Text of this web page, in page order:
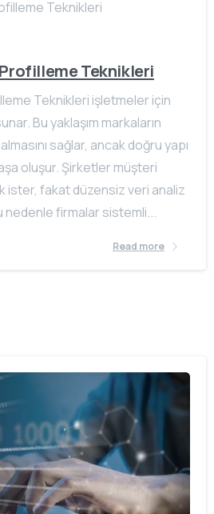
Teknikleri
Teknikleri işletmeler için
Bu yaklaşım markaların
sağlar, ancak doğru yapı
oluşur. Şirketler müşteri
ister, fakat düzensiz veri analiz
nedenle firmalar sistemli...
Read more